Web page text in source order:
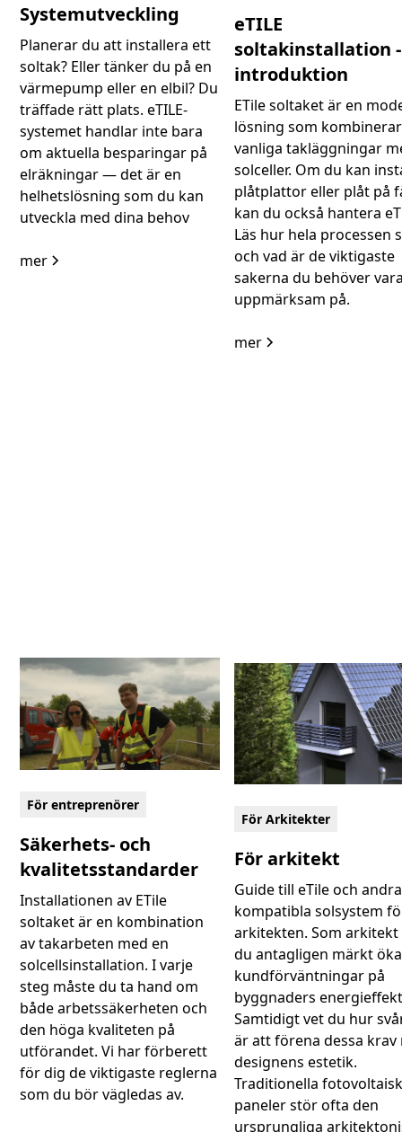
Systemutveckling
Planerar du att installera ett
soltak? Eller tänker du på en
värmepump eller en elbil? Du
träffade rätt plats. eTILE-
systemet handlar inte bara
om aktuella besparingar på
elräkningar — det är en
helhetslösning som du kan
utveckla med dina behov
mer
eTILE
soltakinstallation -
introduktion
ETile soltaket är en
lösning som kombinerar
vanliga takläggningar
solceller. Om du kan
plåtplattor eller plåt på
kan du också hantera
Läs hur hela processen
och vad är de viktigaste
sakerna du behöver
uppmärksam på.
mer
För entreprenörer
Säkerhets- och
kvalitetsstandarder
Installationen av ETile
soltaket är en kombination
av takarbeten med en
solcellsinstallation. I varje
steg måste du ta hand om
både arbetssäkerheten och
den höga kvaliteten på
utförandet. Vi har förberett
för dig de viktigaste reglerna
som du bör vägledas av.
För Arkitekter
För arkitekt
Guide till eTile och andra
kompatibla solsystem
arkitekten. Som
du antagligen märkt
kundförväntningar på
byggnaders
Samtidigt vet du hur
är att förena dessa krav
designens estetik.
Traditionella
paneler stör ofta den
ursprungliga